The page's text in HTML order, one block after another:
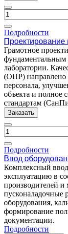
Подробности
Проектирование
Грамотное
фундаментальным
лаборатории.
(ОПР) направлено
персонала,
объекта и полное
стандартам
Заказать
Подробности
Ввод
Комплексный ввод
эксплуатацию в
производителей
пусконаладочные
оборудования,
формирование
документации.
Подробности